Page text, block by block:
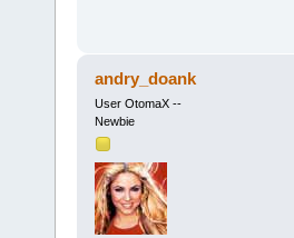
andry_doank
User OtomaX --
Newbie